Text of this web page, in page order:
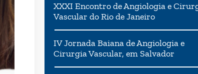
XXXI Encontro de Angiologia e
Vascular do Rio de Janeiro
IV Jornada Baiana de Angiologia e
Cirurgia Vascular, em Salvador